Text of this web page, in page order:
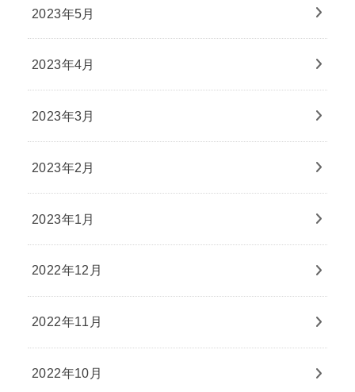
2023年5月
2023年4月
2023年3月
2023年2月
2023年1月
2022年12月
2022年11月
2022年10月